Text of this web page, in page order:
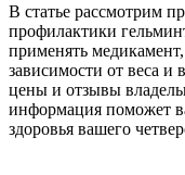
В статье рассмотрим
профилактики
применять
зависимости от веса и
цены и отзывы
информация поможет
здоровья вашего